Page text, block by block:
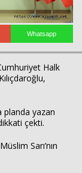
Whatsapp
Halk
planda yazan
çekti.
Sarı’nın